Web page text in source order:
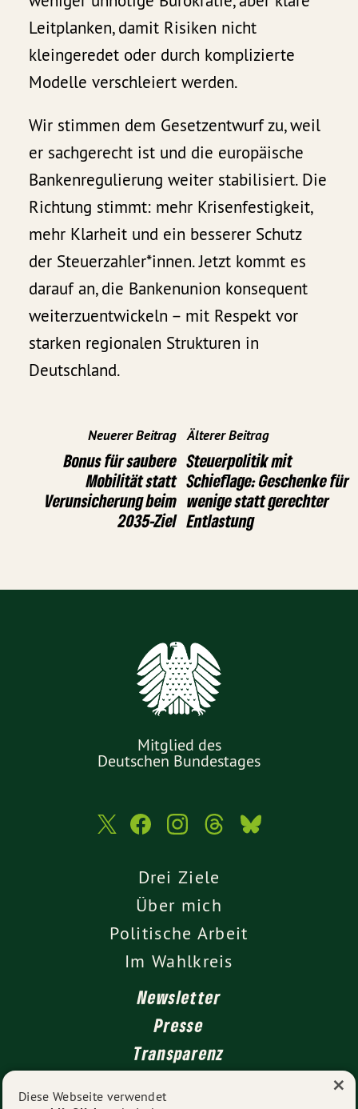
Leitplanken, damit Risiken nicht
kleingeredet oder durch komplizierte
Modelle verschleiert werden.
Wir stimmen dem Gesetzentwurf zu, weil
er sachgerecht ist und die europäische
Bankenregulierung weiter stabilisiert. Die
Richtung stimmt: mehr Krisenfestigkeit,
mehr Klarheit und ein besserer Schutz
der Steuerzahler*innen. Jetzt kommt es
darauf an, die Bankenunion konsequent
weiterzuentwickeln – mit Respekt vor
starken regionalen Strukturen in
Deutschland.
Neuerer Beitrag
Bonus für saubere
Mobilität statt
Verunsicherung beim
2035-Ziel
Älterer Beitrag
Steuerpolitik mit
Schieflage: Geschenke für
wenige statt gerechter
Entlastung
Mitglied des
Deutschen Bundestages
Drei Ziele
Über mich
Politische Arbeit
Im Wahlkreis
Newsletter
Presse
Transparenz
Diese Webseite verwendet ×